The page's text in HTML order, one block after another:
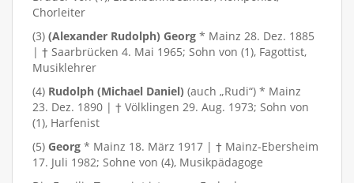
Chorleiter
(3) (Alexander Rudolph) Georg * Mainz 28. Dez. 1885
| † Saarbrücken 4. Mai 1965; Sohn von (1), Fagottist,
Musiklehrer
(4) Rudolph (Michael Daniel) (auch „Rudi“) * Mainz
23. Dez. 1890 | † Völklingen 29. Aug. 1973; Sohn von
(1), Harfenist
(5) Georg * Mainz 18. März 1917 | † Mainz-Ebersheim
17. Juli 1982; Sohne von (4), Musikpädagoge